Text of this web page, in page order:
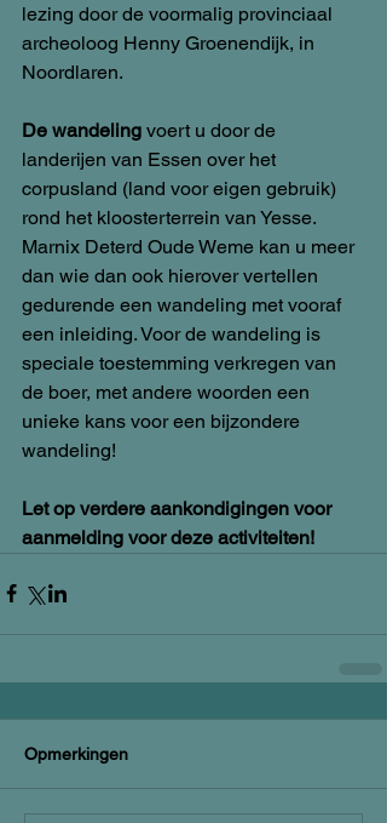
lezing door de voormalig provinciaal
archeoloog Henny Groenendijk, in
Noordlaren.
De wandeling voert u door de
landerijen van Essen over het
corpusland (land voor eigen gebruik)
rond het kloosterterrein van Yesse.
Marnix Deterd Oude Weme kan u meer
dan wie dan ook hierover vertellen
gedurende een wandeling met vooraf
een inleiding. Voor de wandeling is
speciale toestemming verkregen van
de boer, met andere woorden een
unieke kans voor een bijzondere
wandeling!
Let op verdere aankondigingen voor
aanmelding voor deze activiteiten!
Opmerkingen